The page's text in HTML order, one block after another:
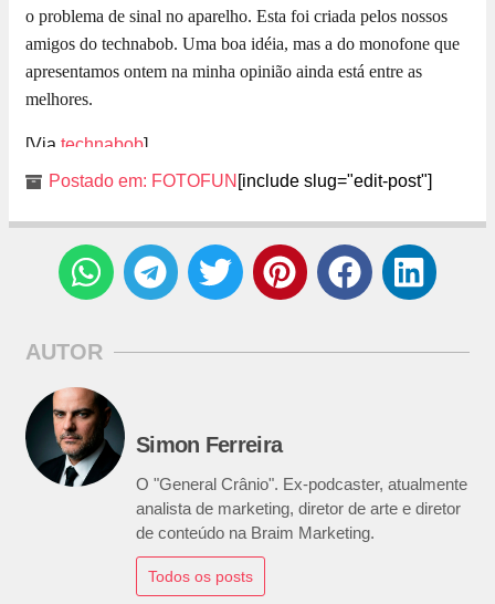
o problema de sinal no aparelho. Esta foi criada pelos nossos
amigos do technabob. Uma boa idéia, mas a do monofone que
apresentamos ontem na minha opinião ainda está entre as
melhores.
[Via technabob]
Postado em: FOTOFUN [include slug="edit-post"]
AUTOR
Simon Ferreira
O "General Crânio". Ex-podcaster, atualmente
analista de marketing, diretor de arte e diretor
de conteúdo na Braim Marketing.
Todos os posts